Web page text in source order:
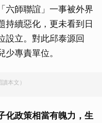
六師聯誼」一事被外界
持續惡化，更未看到日
設立。對此邱泰源回
專責單位。
本文）
化政策相當有魄力，生